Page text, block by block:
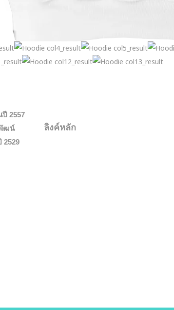
2557
ฒน์
2529
ลิงค์หลัก